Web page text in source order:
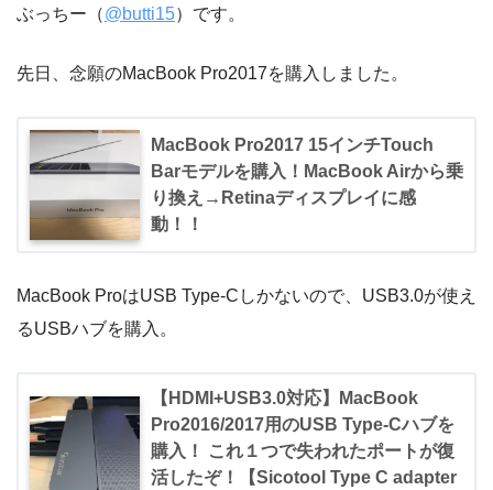
ぶっちー（@butti15）です。
先日、念願のMacBook Pro2017を購入しました。
MacBook Pro2017 15インチTouch
Barモデルを購入！MacBook Airから乗
り換え→Retinaディスプレイに感
動！！
MacBook ProはUSB Type-Cしかないので、USB3.0が使え
るUSBハブを購入。
【HDMI+USB3.0対応】MacBook
Pro2016/2017用のUSB Type-Cハブを
購入！ これ１つで失われたポートが復
活したぞ！【Sicotool Type C adapter